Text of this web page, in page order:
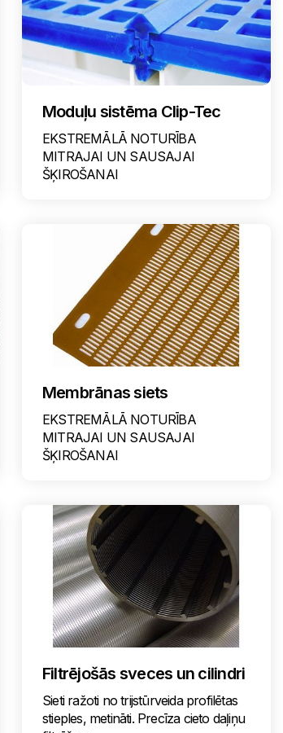
Moduļu sistēma Clip-Tec
EKSTREMĀLĀ NOTURĪBA
MITRAJAI UN SAUSAJAI
ŠĶIROŠANAI
Membrānas siets
EKSTREMĀLĀ NOTURĪBA
MITRAJAI UN SAUSAJAI
ŠĶIROŠANAI
Filtrējošās sveces un cilindri
Sieti ražoti no trijstūrveida profilētas
stieples, metināti. Precīza cieto daļiņu